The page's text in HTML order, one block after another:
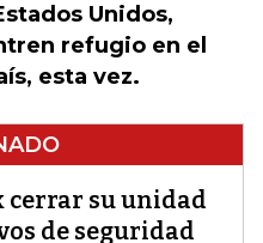
Unidos,
refugio en el
esta vez.
cerrar su unidad
de seguridad